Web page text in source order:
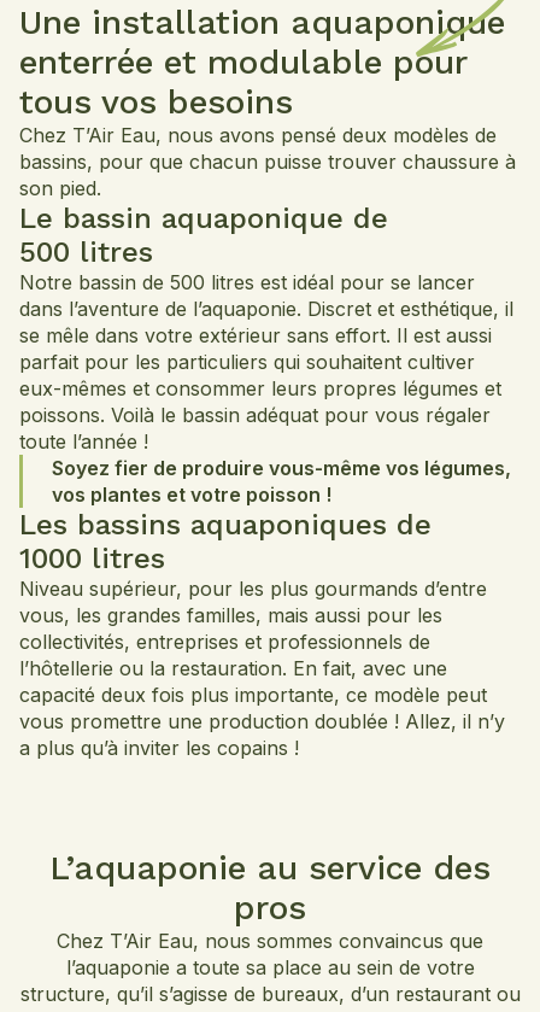
Une installation aquaponique
enterrée et modulable pour
tous vos besoins
Chez T’Air Eau, nous avons pensé deux modèles de
bassins, pour que chacun puisse trouver chaussure à
son pied.
Le bassin aquaponique de
500 litres
Notre bassin de 500 litres est idéal pour se lancer
dans l’aventure de l’aquaponie. Discret et esthétique, il
se mêle dans votre extérieur sans effort. Il est aussi
parfait pour les particuliers qui souhaitent cultiver
eux-mêmes et consommer leurs propres légumes et
poissons. Voilà le bassin adéquat pour vous régaler
toute l’année !
Soyez fier de produire vous-même vos légumes,
vos plantes et votre poisson !
Les bassins aquaponiques de
1000 litres
Niveau supérieur, pour les plus gourmands d’entre
vous, les grandes familles, mais aussi pour les
collectivités, entreprises et professionnels de
l’hôtellerie ou la restauration. En fait, avec une
capacité deux fois plus importante, ce modèle peut
vous promettre une production doublée ! Allez, il n’y
a plus qu’à inviter les copains !
L’aquaponie au service des
pros
Chez T’Air Eau, nous sommes convaincus que
l’aquaponie a toute sa place au sein de votre
structure, qu’il s’agisse de bureaux, d’un restaurant ou